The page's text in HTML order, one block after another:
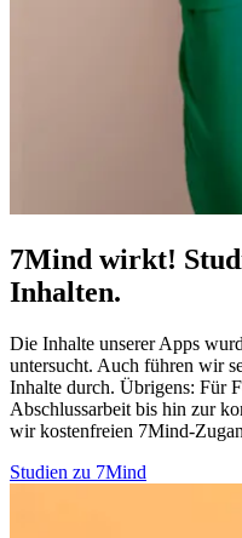
7Mind wirkt!
Inhalten.
Die Inhalte unserer Apps
untersucht. Auch führen wir
Inhalte durch. Übrigens: Für
Abschlussarbeit bis hin zur
wir kostenfreien 7Mind-
Studien zu 7Mind